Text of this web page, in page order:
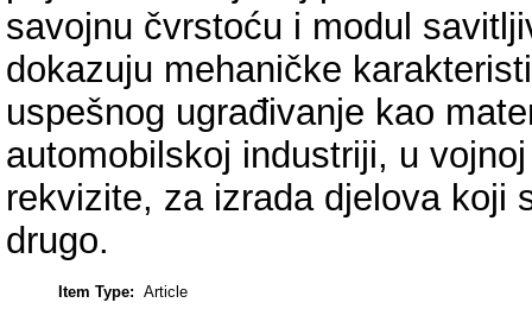
savojnu čvrstoću i modul
dokazuju mehaničke
uspešnog ugrađivanje kao
automobilskoj industriji, u
rekvizite, za izrada djelova koji
drugo.
Item Type: Article